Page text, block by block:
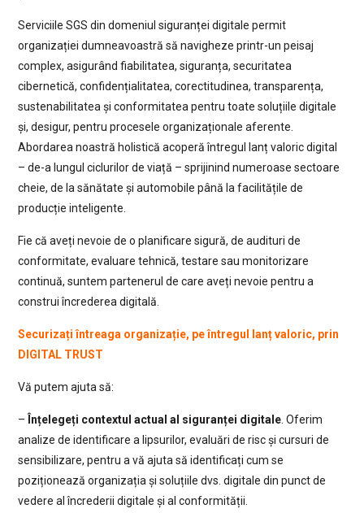
Serviciile SGS din domeniul siguranței digitale permit
organizației dumneavoastră să navigheze printr-un peisaj
complex, asigurând fiabilitatea, siguranța, securitatea
cibernetică, confidențialitatea, corectitudinea, transparența,
sustenabilitatea și conformitatea pentru toate soluțiile digitale
și, desigur, pentru procesele organizaționale aferente.
Abordarea noastră holistică acoperă întregul lanț valoric digital
– de-a lungul ciclurilor de viață – sprijinind numeroase sectoare
cheie, de la sănătate și automobile până la facilitățile de
producție inteligente.
Fie că aveți nevoie de o planificare sigură, de audituri de
conformitate, evaluare tehnică, testare sau monitorizare
continuă, suntem partenerul de care aveți nevoie pentru a
construi încrederea digitală.
Securizați întreaga organizație, pe întregul lanț valoric, prin
DIGITAL TRUST
Vă putem ajuta să:
– Înțelegeți contextul actual al siguranței digitale. Oferim
analize de identificare a lipsurilor, evaluări de risc și cursuri de
sensibilizare, pentru a vă ajuta să identificați cum se
poziționează organizația și soluțiile dvs. digitale din punct de
vedere al încrederii digitale și al conformității.